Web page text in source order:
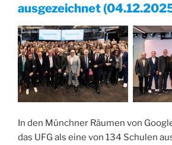
ausgezeichnet
In den Münchner Räumen von
das UFG als eine von 134 Schulen